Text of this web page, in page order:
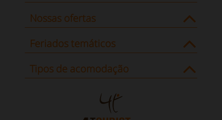
Nossas ofertas
Feriados temáticos
Tipos de acomodação